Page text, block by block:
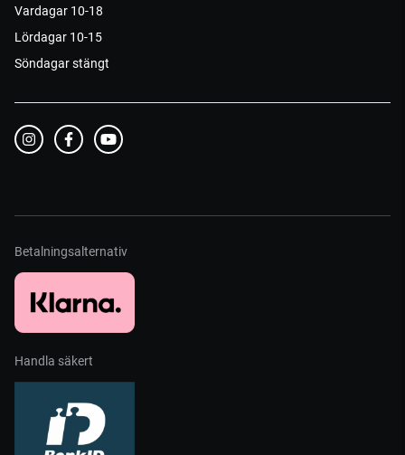
Vardagar 10-18
Lördagar 10-15
Söndagar stängt
Betalningsalternativ
Handla säkert